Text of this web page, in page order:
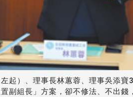
起）、理事長林蕙蓉、理事吳添
副組長」方案，卻不修法、不出